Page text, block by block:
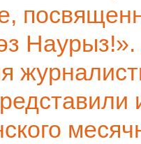
Наурыз!».